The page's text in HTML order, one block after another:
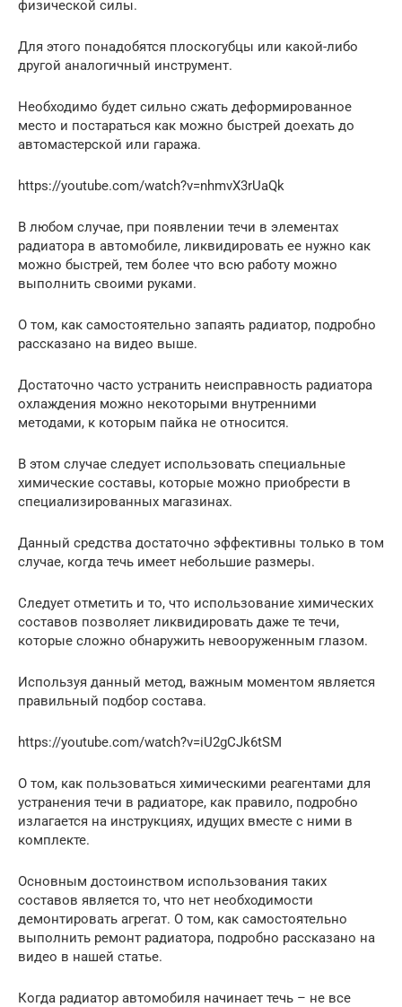
физической силы.
Для этого понадобятся плоскогубцы или какой-либо
другой аналогичный инструмент.
Необходимо будет сильно сжать деформированное
место и постараться как можно быстрей доехать до
автомастерской или гаража.
https://youtube.com/watch?v=nhmvX3rUaQk
В любом случае, при появлении течи в элементах
радиатора в автомобиле, ликвидировать ее нужно как
можно быстрей, тем более что всю работу можно
выполнить своими руками.
О том, как самостоятельно запаять радиатор, подробно
рассказано на видео выше.
Достаточно часто устранить неисправность радиатора
охлаждения можно некоторыми внутренними
методами, к которым пайка не относится.
В этом случае следует использовать специальные
химические составы, которые можно приобрести в
специализированных магазинах.
Данный средства достаточно эффективны только в том
случае, когда течь имеет небольшие размеры.
Следует отметить и то, что использование химических
составов позволяет ликвидировать даже те течи,
которые сложно обнаружить невооруженным глазом.
Используя данный метод, важным моментом является
правильный подбор состава.
https://youtube.com/watch?v=iU2gCJk6tSM
О том, как пользоваться химическими реагентами для
устранения течи в радиаторе, как правило, подробно
излагается на инструкциях, идущих вместе с ними в
комплекте.
Основным достоинством использования таких
составов является то, что нет необходимости
демонтировать агрегат. О том, как самостоятельно
выполнить ремонт радиатора, подробно рассказано на
видео в нашей статье.
Когда радиатор автомобиля начинает течь – не все